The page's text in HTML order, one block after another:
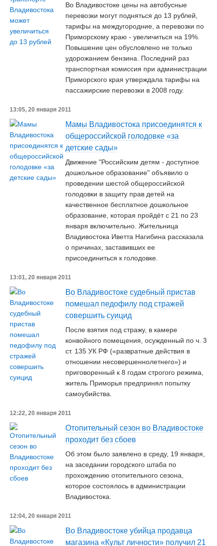
Во Владивостоке цены на автобусные
перевозки могут подняться до 13 рублей,
тарифы на междугородние, а перевозки по
Приморскому краю - увеличиться на 19%.
Повышение цен обусловлено не только
удорожанием бензина. Последний раз
транспортная комиссия при администрации
Приморского края утверждала тарифы на
пассажирские перевозки в 2008 году.
13:05, 20 января 2011
Мамы Владивостока присоединятся к
общероссийской голодовке «за
детские сады»
Движение "Российским детям - доступное
дошкольное образование" объявило о
проведении шестой общероссийской
голодовки в защиту прав детей на
качественное бесплатное дошкольное
образование, которая пройдёт с 21 по 23
января включительно. Жительница
Владивостока Иветта Нагибина рассказала
о причинах, заставивших ее
присоединиться к голодовке.
13:01, 20 января 2011
Во Владивостоке судебный пристав
помешал педофилу под стражей
совершить суицид
После взятия под стражу, в камере
конвойного помещения, осужденный по ч. 3
ст. 135 УК РФ («развратные действия в
отношении несовершеннолетнего») и
приговоренный к 8 годам строгого режима,
житель Приморья предпринял попытку
самоубийства.
12:22, 20 января 2011
Отопительный сезон во Владивостоке
проходит без сбоев
Об этом было заявлено в среду, 19 января,
на заседании городского штаба по
прохождению отопительного сезона,
которое состоялось в администрации
Владивостока.
12:04, 20 января 2011
Во Владивостоке убийца продавца
магазина «Культ личности» получил 21